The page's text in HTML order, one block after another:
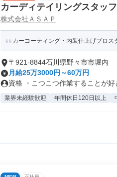
カーディテイリングスタッフ
株式会社ＡＳＡＰ
カーコーティング・内装仕上げプロ
〒921-8844石川県野々市市堀内
月給25万3000円～60万円
資格 ・こつこつ作業することが
業界未経験歓迎 年間休日120日以上